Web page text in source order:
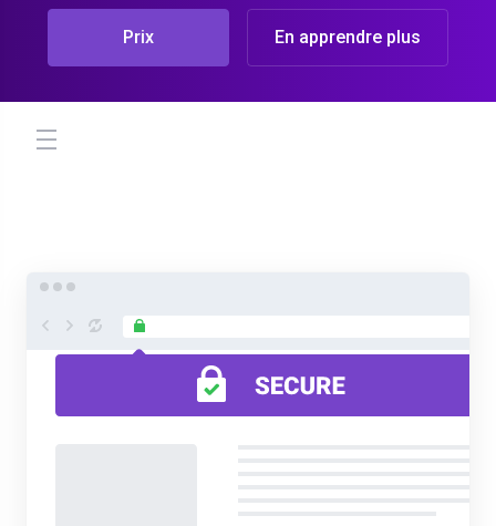
Prix En apprendre plus
store.toggleNav